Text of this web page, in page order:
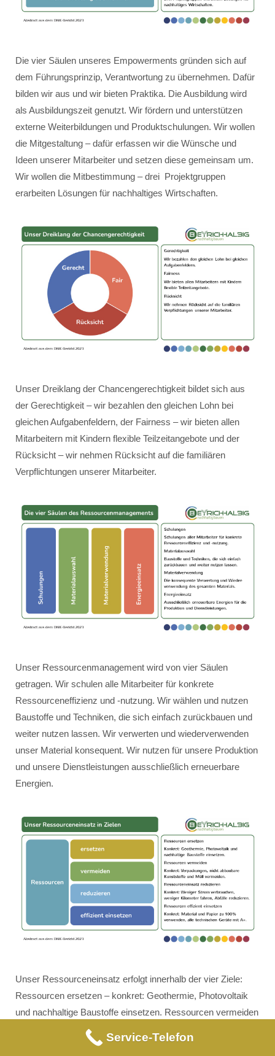
Die vier Säulen unseres Empowerments gründen sich auf
dem Führungsprinzip, Verantwortung zu übernehmen. Dafür
bilden wir aus und wir bieten Praktika. Die Ausbildung wird
als Ausbildungszeit genutzt. Wir fördern und unterstützen
externe Weiterbildungen und Produktschulungen. Wir wollen
die Mitgestaltung – dafür erfassen wir die Wünsche und
Ideen unserer Mitarbeiter und setzen diese gemeinsam um.
Wir wollen die Mitbestimmung – drei Projektgruppen
erarbeiten Lösungen für nachhaltiges Wirtschaften.
Unser Dreiklang der Chancengerechtigkeit bildet sich aus
der Gerechtigkeit – wir bezahlen den gleichen Lohn bei
gleichen Aufgabenfeldern, der Fairness – wir bieten allen
Mitarbeitern mit Kindern flexible Teilzeitangebote und der
Rücksicht – wir nehmen Rücksicht auf die familiären
Verpflichtungen unserer Mitarbeiter.
Unser Ressourcenmanagement wird von vier Säulen
getragen. Wir schulen alle Mitarbeiter für konkrete
Ressourceneffizienz und -nutzung. Wir wählen und nutzen
Baustoffe und Techniken, die sich einfach zurückbauen und
weiter nutzen lassen. Wir verwerten und wiederverwenden
unser Material konsequent. Wir nutzen für unsere Produktion
und unsere Dienstleistungen ausschließlich erneuerbare
Energien.
Unser Ressourceneinsatz erfolgt innerhalb der vier Ziele:
Ressourcen ersetzen – konkret: Geothermie, Photovoltaik
und nachhaltige Baustoffe einsetzen. Ressourcen vermeiden
– konkret: Verpackungen, nicht abbaubare Kunststoffe und
Müll vermeiden. Ressourceneinsatz reduzieren – konkret:
Service-Telefon